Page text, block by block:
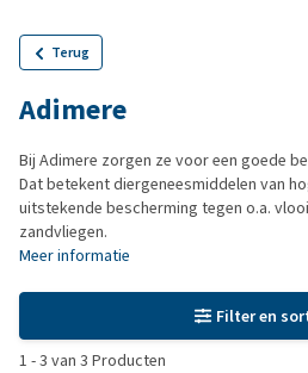
Terug
Adimere
Bij Adimere zorgen ze voor een goede
Dat betekent diergeneesmiddelen van
uitstekende bescherming tegen o.a.
zandvliegen.
Meer informatie
Filter en
1 -3 van 3 Producten